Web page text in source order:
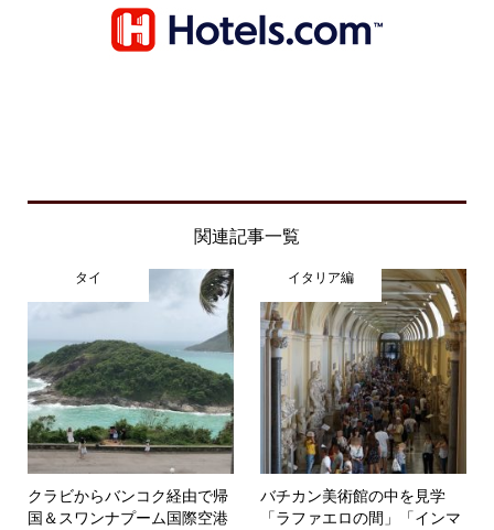
関連記事一覧
タイ
クラビからバンコク経由で帰
国＆スワンナプーム国際空港
イタリア編
バチカン美術館の中を見学
「ラファエロの間」「インマ